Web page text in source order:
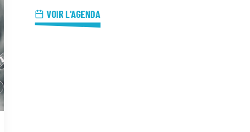
Les Midis-Jazz
VOIR L'AGENDA